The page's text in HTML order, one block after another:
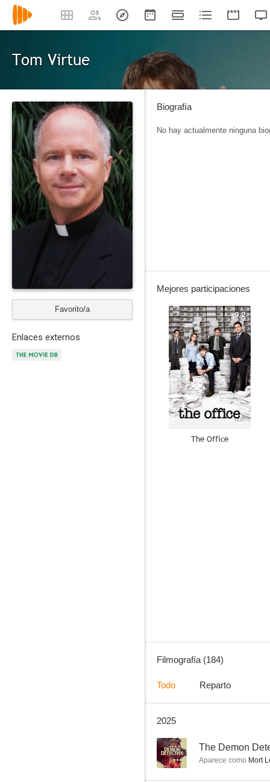
Tom Virtue
Favorito/a
Enlaces externos
Biografía
No hay actualmente ninguna
Mejores participaciones
9.2
The Office
Filmografía (184)
Todo Reparto
2025
-- The Demon
Aparece como Mort